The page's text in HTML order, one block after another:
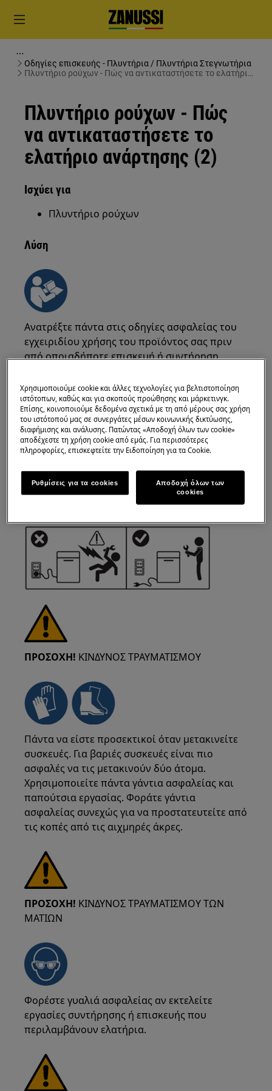
Οδηγίες επισκευής - Πλυντήρια / Πλυντήρια Στεγνωτήρια
Πλυντήριο ρούχων - Πώς να αντικαταστήσετε το ελατήριο
Πλυντήριο ρούχων - Πώς
να αντικαταστήσετε το
ελατήριο ανάρτησης (2)
Ισχύει για
Πλυντήριο ρούχων
Λύση
Ανατρέξτε πάντα στις οδηγίες ασφαλείας του
εγχειριδίου χρήσης του προϊόντος σας πριν
από οποιαδήποτε επισκευή ή συντήρηση.
ΠΡΟΣΟΧΗ!ΚΙΝΔΥΝΟΣ ΗΛΕΚΤΡΟΠΛΗΞΙΑΣ
Πριν από οποιαδήποτε επισκευή ή συντήρηση,
απενεργοποιήστε τη συσκευή και αποσυνδέστε
το βύσμα από την πρίζα.
ΠΡΟΣΟΧΗ! ΚΙΝΔΥΝΟΣ ΤΡΑΥΜΑΤΙΣΜΟΥ
Πάντα να είστε προσεκτικοί όταν μετακινείτε
συσκευές. Για βαριές συσκευές είναι πιο
ασφαλές να τις μετακινούν δύο άτομα.
Χρησιμοποιείτε πάντα γάντια ασφαλείας και
παπούτσια εργασίας. Φοράτε γάντια
ασφαλείας συνεχώς για να προστατευτείτε από
τις κοπές από τις αιχμηρές άκρες.
ΠΡΟΣΟΧΗ! ΚΙΝΔΥΝΟΣ ΤΡΑΥΜΑΤΙΣΜΟΥ ΤΩΝ
ΜΑΤΙΩΝ
Φορέστε γυαλιά ασφαλείας αν εκτελείτε
εργασίες συντήρησης ή επισκευής που
περιλαμβάνουν ελατήρια.
Χρησιμοποιούμε cookie και άλλες τεχνολογίες για βελτιστοποίηση
ιστότοπων, καθώς και για σκοπούς προώθησης και μάρκετινγκ.
Επίσης, κοινοποιούμε δεδομένα σχετικά με τη από μέρους σας χρήση
του ιστότοπού μας σε συνεργάτες μέσων κοινωνικής δικτύωσης,
διαφήμισης και ανάλυσης. Πατώντας «Αποδοχή όλων των cookie»
αποδέχεστε τη χρήση cookie από εμάς. Για περισσότερες
πληροφορίες, επισκεφτείτε την Ειδοποίηση για τα Cookie.
Ρυθμίσεις για τα cookies
Αποδοχή όλων των
cookies